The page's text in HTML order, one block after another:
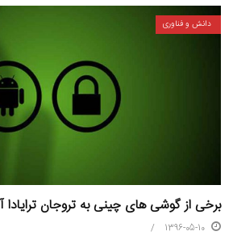
دانش و فناوری
برخی از گوشی‌ های چینی به تروجان ترایادا
1396-05-10